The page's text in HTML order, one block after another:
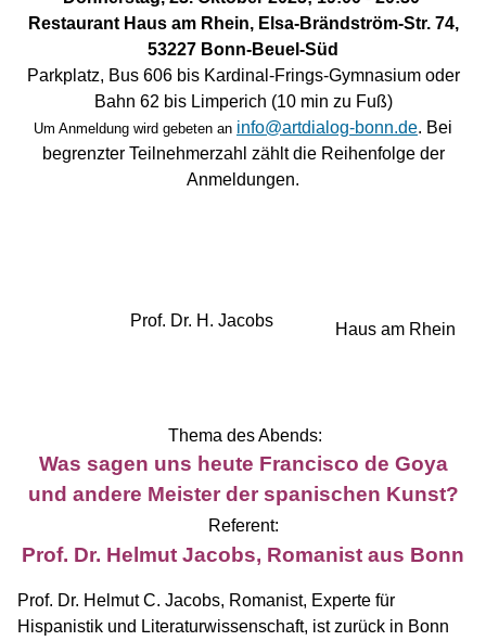
Restaurant Haus am Rhein, Elsa-Brändström-Str. 74,
53227 Bonn-Beuel-Süd
Parkplatz, Bus 606 bis Kardinal-Frings-Gymnasium oder
Bahn 62 bis Limperich (10 min zu Fuß)
Um Anmeldung wird gebeten an info@artdialog-bonn.de. Bei
begrenzter Teilnehmerzahl zählt die Reihenfolge der
Anmeldungen.
Prof. Dr. H. Jacobs Haus am Rhein
Thema des Abends:
Was sagen uns heute Francisco de Goya
und andere Meister der spanischen Kunst?
Referent:
Prof. Dr. Helmut Jacobs, Romanist aus Bonn
Prof. Dr. Helmut C. Jacobs, Romanist, Experte für
Hispanistik und Literaturwissenschaft, ist zurück in Bonn